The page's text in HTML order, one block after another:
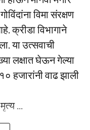
विमा संरक्षण
क्रीडा विभागाने
या उत्सवाची
लक्षात घेऊन गेल्या
हजारांनी वाढ झाली
...